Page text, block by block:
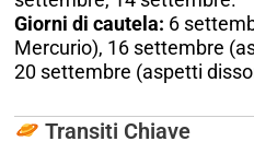
Giorni di cautela: 6
Mercurio), 16 settembre
20 settembre (aspetti
Transiti Chiave